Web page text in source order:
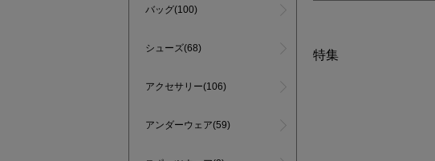
バッグ(100)
シューズ(68)
アクセサリー(106)
アンダーウェア(59)
特集